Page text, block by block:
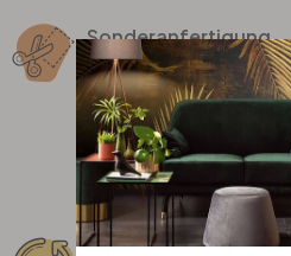
Sonderanfertigung
Bei uns erhältst du
auf dich zugeschnitten
Lieblingsspruch, dein
coole Wanddekoration
Oder bist du auf der
Teppich, der perfekt in
einfach, was du dir
Rückgaberecht